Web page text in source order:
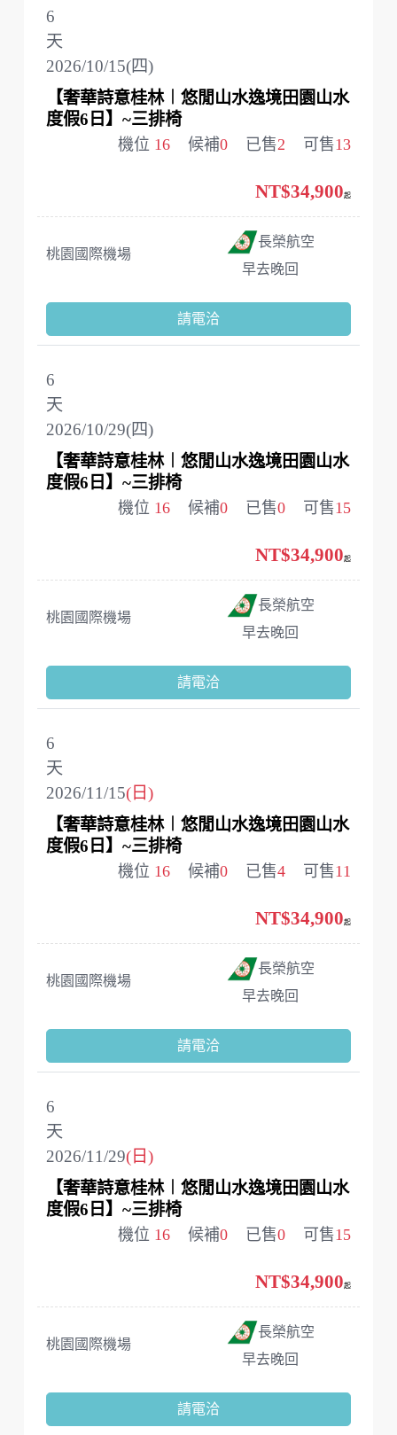
2026/10/15(四)
6
天
【奢華詩意桂林︱悠閒山水逸境田園山水
度假6日】~三排椅
機位 16 候補0 已售2 可售13
桃園國際機場
長榮航空
早去晚回
NT$34,900起
請電洽
2026/10/29(四)
6
天
【奢華詩意桂林︱悠閒山水逸境田園山水
度假6日】~三排椅
機位 16 候補0 已售0 可售15
桃園國際機場
長榮航空
早去晚回
NT$34,900起
請電洽
2026/11/15(日)
6
天
【奢華詩意桂林︱悠閒山水逸境田園山水
度假6日】~三排椅
機位 16 候補0 已售4 可售11
桃園國際機場
長榮航空
早去晚回
NT$34,900起
請電洽
2026/11/29(日)
6
天
【奢華詩意桂林︱悠閒山水逸境田園山水
度假6日】~三排椅
機位 16 候補0 已售0 可售15
桃園國際機場
長榮航空
早去晚回
NT$34,900起
請電洽